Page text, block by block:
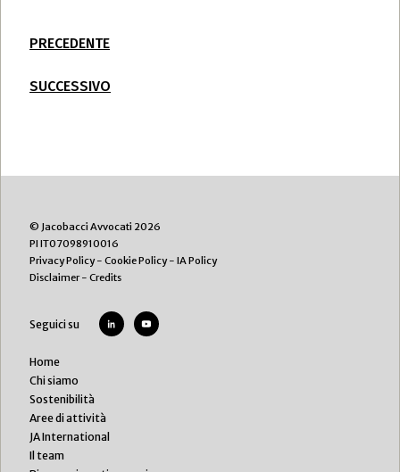
PRECEDENTE
SUCCESSIVO
© Jacobacci Avvocati 2026
PI IT07098910016
Privacy Policy- Cookie Policy- IA Policy
Disclaimer- Credits
Seguici su
Home
Chi siamo
Sostenibilità
Aree di attività
JA International
Il team